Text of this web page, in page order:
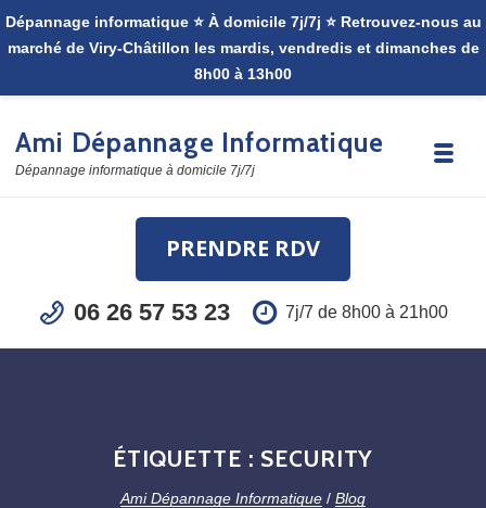
Ami Dépannage Informatique
Dépannage informatique à domicile 7j/7j
PRENDRE RDV
06 26 57 53 23 7j/7 de 8h00 à 21h00
ÉTIQUETTE : SECURITY
Ami Dépannage Informatique / Blog